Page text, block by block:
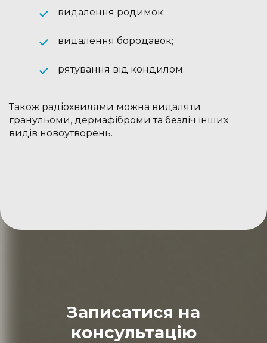
видалення родимок;
видалення бородавок;
рятування від кондилом.
Також радіохвилями можна видаляти
гранульоми, дермафіброми та безліч інших
видів новоутворень.
Записатися на
консультацію